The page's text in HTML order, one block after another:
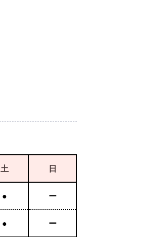
土 日
● ー
● ー